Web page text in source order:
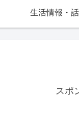
生活情報・
スポ